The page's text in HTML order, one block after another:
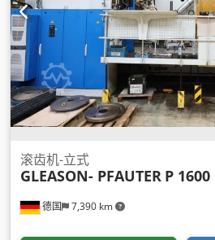
德国 7,390 km
滚齿机-立式
GLEASON- PFAUTER P 1600